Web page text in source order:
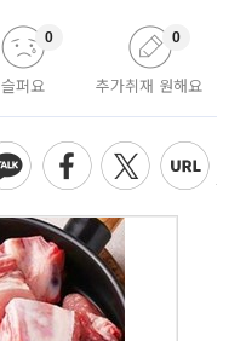
슬퍼요
0
추가취재 원해요
0